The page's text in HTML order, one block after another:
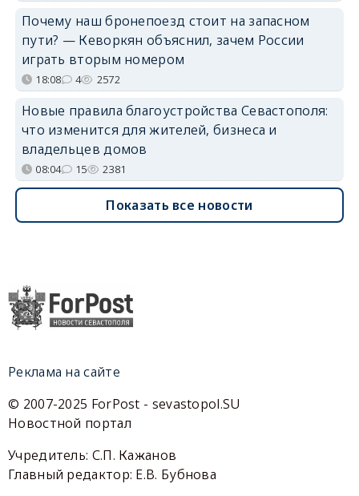
Почему наш бронепоезд стоит на запасном
пути? — Кеворкян объяснил, зачем России
играть вторым номером
18:08 4 2572
Новые правила благоустройства Севастополя:
что изменится для жителей, бизнеса и
владельцев домов
08:04 15 2381
Показать все новости
Реклама на сайте
© 2007-2025 ForPost - sevastopol.SU
Новостной портал
Учредитель: С.П. Кажанов
Главный редактор: Е.В. Бубнова